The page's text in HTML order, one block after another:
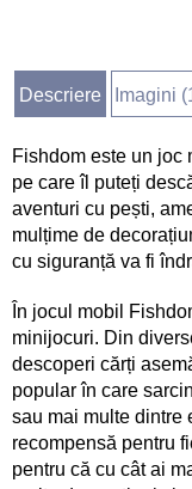
Descriere Imagini (
Fishdom este un joc
pe care îl puteți
aventuri cu pești,
mulțime de
cu siguranță va fi
În jocul mobil
minijocuri. Din
descoperi cărți
popular în care
sau mai multe dintre
recompensă pentru
pentru că cu cât ai